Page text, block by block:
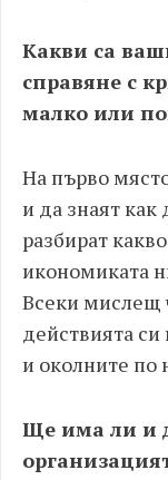
Какви са
справяне с
малко или
На първо
и да знаят
разбират
икономиката
Всеки мислещ
действията си
и околните по
Ще има ли и